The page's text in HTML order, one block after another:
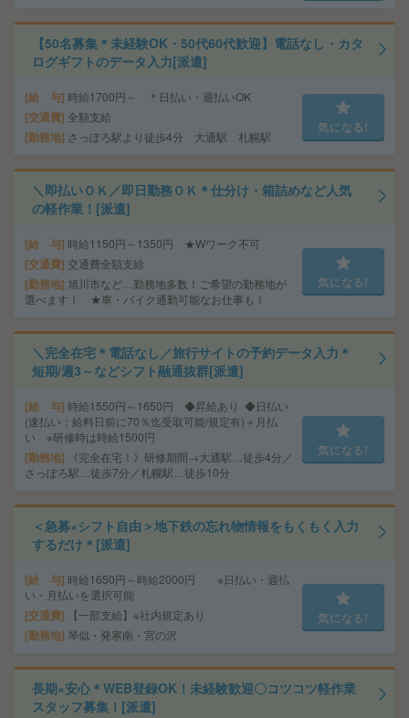
【50名募集＊未経験OK・50代60代歓迎】電話なし・カタ
ログギフトのデータ入力[派遣]
給 与 時給1700円～ ＊日払い・週払いOK
交通費 全額支給
勤務地 さっぽろ駅より徒歩4分 大通駅 札幌駅
気になる!
＼即払いＯＫ／即日勤務ＯＫ＊仕分け・箱詰めなど人気
の軽作業！[派遣]
給 与 時給1150円～1350円 ★Wワーク不可
交通費 交通費全額支給
勤務地 旭川市など…勤務地多数！ご希望の勤務地が
選べます！ ★車・バイク通勤可能なお仕事も！
気になる!
＼完全在宅＊電話なし／旅行サイトの予約データ入力＊
短期/週3～などシフト融通抜群[派遣]
給 与 時給1550円～1650円 ◆昇給あり ◆日払い
(速払い：給料日前に70％迄受取可能/規定有)＋月払
い ※研修時は時給1500円
勤務地
《完全在宅！》研修期間→大通駅…徒歩4分／
さっぽろ駅…徒歩7分／札幌駅…徒歩10分
気になる!
＜急募×シフト自由＞地下鉄の忘れ物情報をもくもく入力
するだけ＊[派遣]
給 与 時給1650円～時給2000円 ※日払い・週払
い・月払いを選択可能
交通費 【一部支給】※社内規定あり
勤務地 琴似・発寒南・宮の沢
気になる!
長期×安心＊WEB登録OK！未経験歓迎〇コツコツ軽作業
スタッフ募集！[派遣]